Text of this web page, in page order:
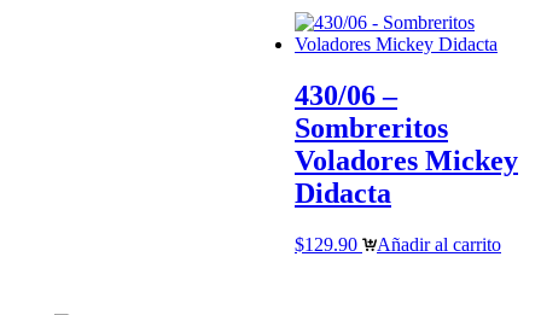
430/06 –
Sombreritos
Voladores Mickey
Didacta
$129.90 Añadir al carrito